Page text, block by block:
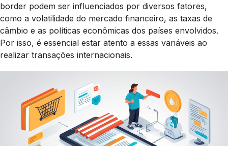
border podem ser influenciados por diversos fatores,
como a volatilidade do mercado financeiro, as taxas de
câmbio e as políticas econômicas dos países envolvidos.
Por isso, é essencial estar atento a essas variáveis ao
realizar transações internacionais.